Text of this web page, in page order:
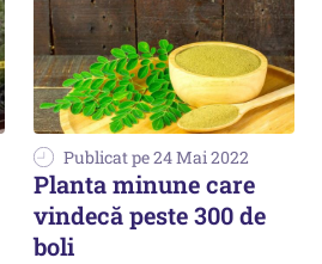
Publicat pe 24 Mai 2022
Planta minune care
vindecă peste 300 de
boli